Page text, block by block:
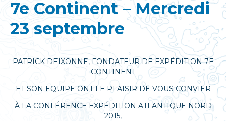
7e Continent – Mercredi
23 septembre
PATRICK DEIXONNE, FONDATEUR DE EXPÉDITION 7E
CONTINENT
ET SON EQUIPE ONT LE PLAISIR DE VOUS CONVIER
À LA CONFÉRENCE EXPÉDITION ATLANTIQUE NORD
2015,